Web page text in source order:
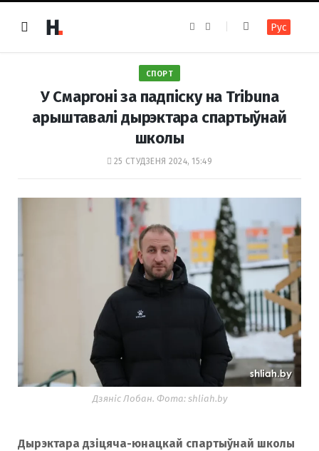
e
k
t
a
m
Рус
СПОРТ
У Смаргоні за падпіску на Tribuna
арыштавалі дырэктара спартыўнай
школы
25 СТУДЗЕНЯ 2024, 15:49
Дзяніс Лобан. Фота: shliah.by
Дырэктара дзіцяча-юнацкай спартыўнай школы